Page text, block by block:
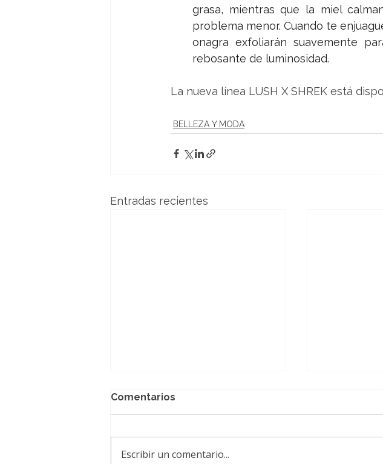
grasa, mientras que la miel
problema menor. Cuando te
onagra exfoliarán suavemente
rebosante de luminosidad.
La nueva línea LUSH X SHREK está
BELLEZA Y MODA
Entradas recientes
Comentarios
Escribir un comentario...